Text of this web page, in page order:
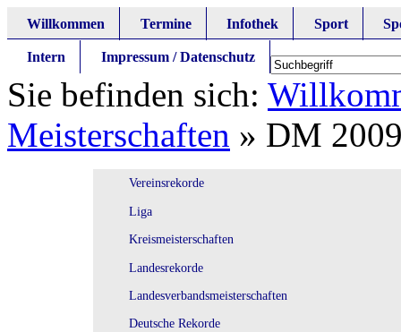
Willkommen Termine Infothek Sport
Intern Impressum / Datenschutz
Sie befinden sich:
Meisterschaften » DM
Vereinsrekorde
Liga
Kreismeisterschaften
Landesrekorde
Landesverbandsmeisterschaften
Deutsche Rekorde